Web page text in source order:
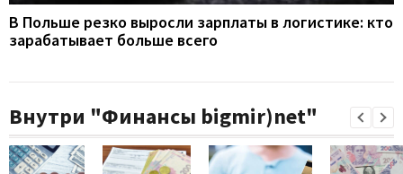
В Польше резко выросли зарплаты в логистике: кто
зарабатывает больше всего
Внутри "Финансы bigmir)net"